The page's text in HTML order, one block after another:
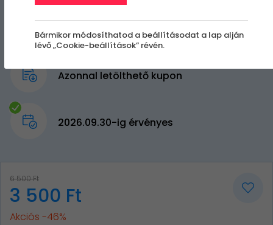
Azonnal letölthető kupon
2026.09.30-ig érvényes
6 500 Ft
3 500 Ft
Akciós -46%
Bármikor módosíthatod a beállításodat a lap alján
lévő „Cookie-beállítások” révén.